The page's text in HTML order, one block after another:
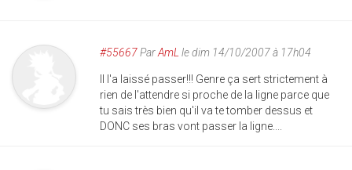
#55667ParAmL le dim 14/10/2007 à 17h04
Il l'a laissé passer!!! Genre ça sert strictement à
rien de l'attendre si proche de la ligne parce que
tu sais très bien qu'il va te tomber dessus et
DONC ses bras vont passer la ligne....